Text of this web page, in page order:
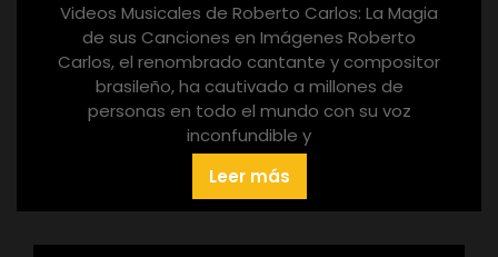
Videos Musicales de Roberto Carlos: La Magia
de sus Canciones en Imágenes Roberto
Carlos, el renombrado cantante y compositor
brasileño, ha cautivado a millones de
personas en todo el mundo con su voz
inconfundible y
Leer más